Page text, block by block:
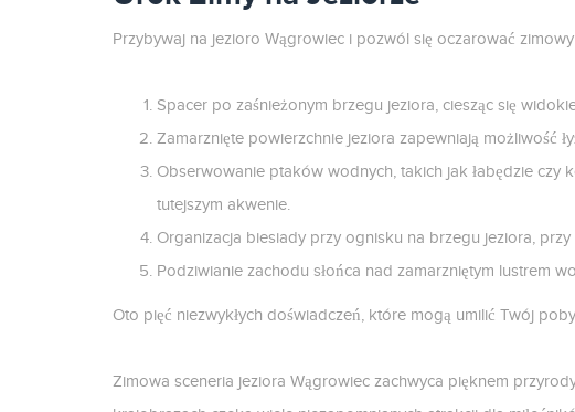
Przybywaj na jezioro Wągrowiec i pozwól się oczarować
Spacer po zaśnieżonym brzegu jeziora, ciesząc się
Zamarznięte powierzchnie jeziora zapewniają możliwość
Obserwowanie ptaków wodnych, takich jak łabędzie czy
tutejszym akwenie.
Organizacja biesiady przy ognisku na brzegu jeziora,
Podziwianie zachodu słońca nad zamarzniętym lustrem
Oto pięć niezwykłych doświadczeń, które mogą umilić Twój
Zimowa sceneria jeziora Wągrowiec zachwyca pięknem